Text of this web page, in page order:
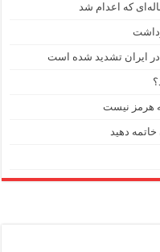
ایران تشدید شده است
هرمز نیست
دهید